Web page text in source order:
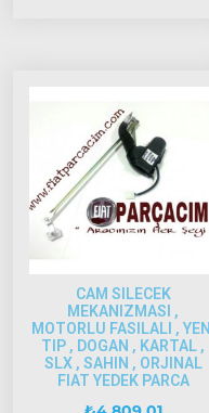
Albea
2002-
2005
Albea
ve Üstü
Strada
Bravo
CAM SILECEK
MEKANIZMASI ,
MOTORLU FASILALI , YENI
TIP , DOGAN , KARTAL ,
SLX , SAHIN , ORJINAL
FIAT YEDEK PARCA